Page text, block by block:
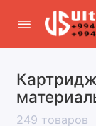
249 товаров
Ноутбуки